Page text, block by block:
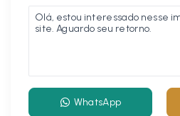
WhatsApp